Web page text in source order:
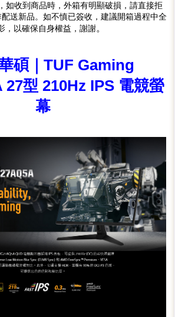
如收到商品時，外箱有明顯破損，請直接拒
送新品。如不慎已簽收，建議開箱過程中全
，以確保自身權益，謝謝。
碩｜TUF Gaming
27型 210Hz IPS 電競螢
幕